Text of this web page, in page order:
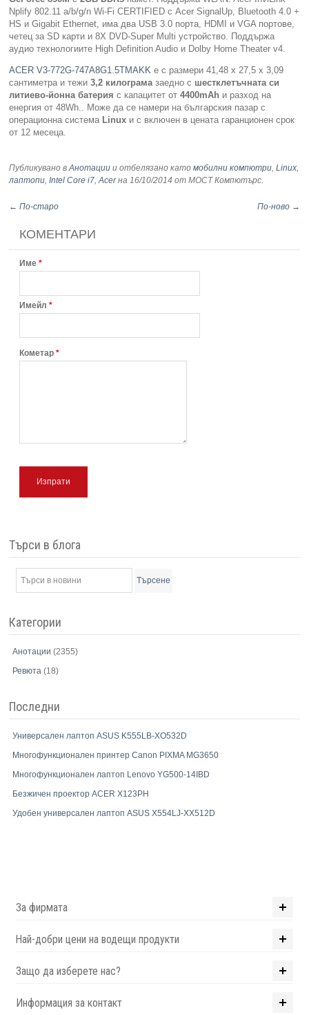
Nplify 802.11 a/b/g/n Wi-Fi CERTIFIED с Acer SignalUp, Bluetooth 4.0 +
HS и Gigabit Ethernet, има два USB 3.0 порта, HDMI и VGA портове,
четец за SD карти и 8X DVD-Super Multi устройство. Поддържа
аудио технологиите High Definition Audio и Dolby Home Theater v4.
ACER V3-772G-747A8G1.5TMAKKе с размери 41,48 х 27,5 х 3,09
сантиметра и тежи3,2 килограмазаедно с шестклетъчната си
литиево-йонна батерияс капацитет от4400mAh и разход на
енергия от 48Wh.. Може да се намери на българския пазар с
операционна система Linux и с включен в цената гаранционен срок
от 12 месеца.
Публикувано вАнотации и отбелязано катомобилни компютри,Linux,
лаптопи,Intel Core i7,Acerна 16/10/2014 от МОСТ Компютърс.
← По-старо По-ново →
КОМЕНТАРИ
Име *
Имейл *
Кометар *
Изпрати
Търси в блога
Търсене
Категории
Анотации(2355)
Ревюта(18)
Последни
Универсален лаптоп ASUS K555LB-XO532D
Многофункционален принтер Canon PIXMA MG3650
Многофункционален лаптоп Lenovo YG500-14IBD
Безжичен проектор ACER X123PH
Удобен универсален лаптоп ASUS X554LJ-XX512D
За фирмата
Най-добри цени на водещи продукти
Защо да изберете нас?
Информация за контакт